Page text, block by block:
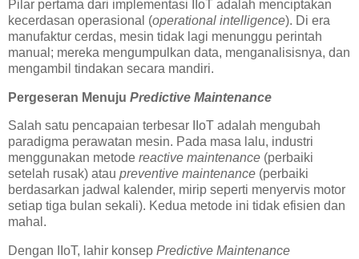
Pilar pertama dari implementasi IIoT adalah menciptakan
kecerdasan operasional (operational intelligence). Di era
manufaktur cerdas, mesin tidak lagi menunggu perintah
manual; mereka mengumpulkan data, menganalisisnya, dan
mengambil tindakan secara mandiri.
Pergeseran Menuju Predictive Maintenance
Salah satu pencapaian terbesar IIoT adalah mengubah
paradigma perawatan mesin. Pada masa lalu, industri
menggunakan metode reactive maintenance (perbaiki
setelah rusak) atau preventive maintenance (perbaiki
berdasarkan jadwal kalender, mirip seperti menyervis motor
setiap tiga bulan sekali). Kedua metode ini tidak efisien dan
mahal.
Dengan IIoT, lahir konsep Predictive Maintenance